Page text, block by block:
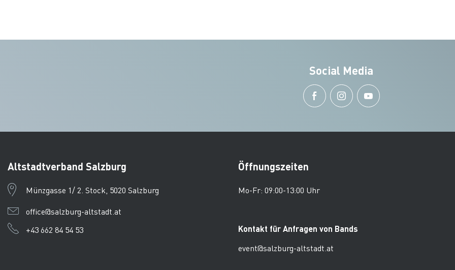
Social Media
Altstadtverband Salzburg
Münzgasse 1/ 2. Stock, 5020 Salzburg
office@salzburg-altstadt.at
+43 662 84 54 53
Öffnungszeiten
Mo-Fr: 09:00-13:00 Uhr
Kontakt für Anfragen von Bands
event@salzburg-altstadt.at